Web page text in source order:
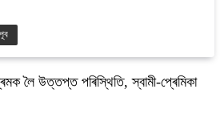
লৈ উত্তপ্ত পৰিস্থিতি, স্বামী-প্ৰেমিকা